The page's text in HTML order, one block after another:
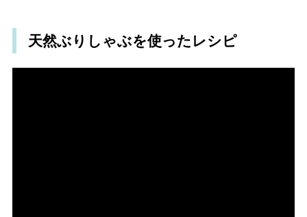
天然ぶりしゃぶを使ったレシピ